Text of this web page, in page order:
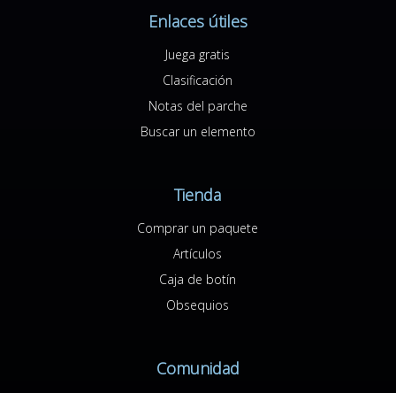
Enlaces útiles
Juega gratis
Clasificación
Notas del parche
Buscar un elemento
Tienda
Comprar un paquete
Artículos
Caja de botín
Obsequios
Comunidad